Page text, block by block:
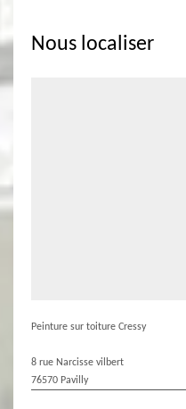
Nous localiser
Peinture sur toiture Cressy
8 rue Narcisse vilbert
76570 Pavilly